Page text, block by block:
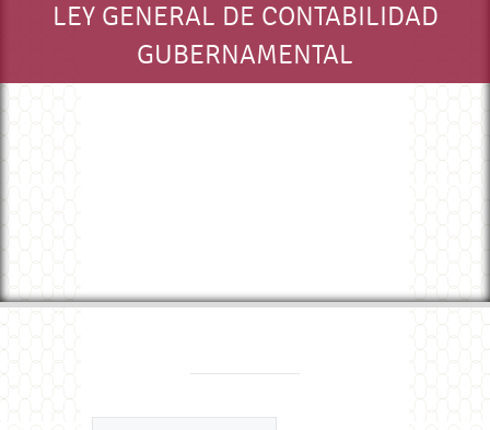
LEY GENERAL DE CONTABILIDAD
GUBERNAMENTAL